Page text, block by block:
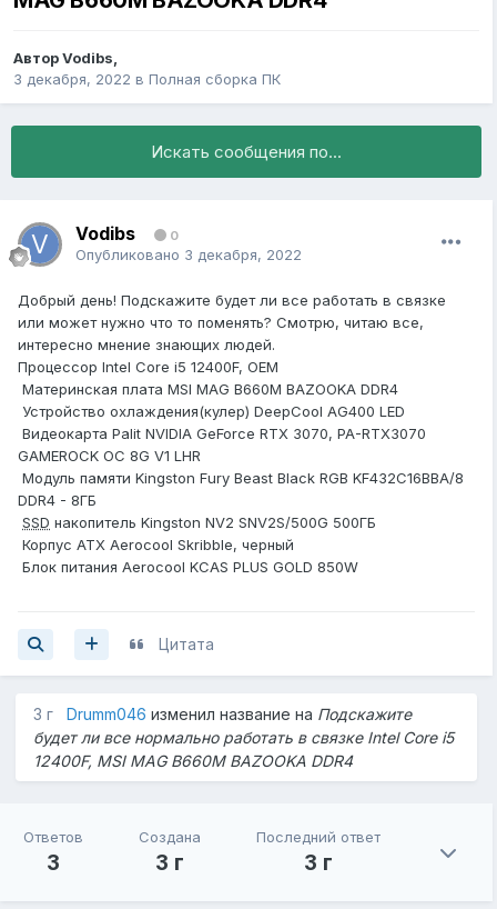
АвторVodibs,
3 декабря, 2022 в Полная сборка ПК
Искать сообщения по...
Vodibs 0
Опубликовано 3 декабря, 2022
Добрый день! Подскажите будет ли все работать в связке
или может нужно что то поменять? Смотрю, читаю все,
интересно мнение знающих людей.
Процессор Intel Core i5 12400F, OEM
Материнская плата MSI MAG B660M BAZOOKA DDR4
Устройство охлаждения(кулер) DeepCool AG400 LED
Видеокарта Palit NVIDIA GeForce RTX 3070, PA-RTX3070
GAMEROCK OC 8G V1 LHR
Модуль памяти Kingston Fury Beast Black RGB KF432C16BBA/8
DDR4 - 8ГБ
SSD накопитель Kingston NV2 SNV2S/500G 500ГБ
Корпус ATX Aerocool Skribble, черный
Блок питания Aerocool KCAS PLUS GOLD 850W
Цитата
3 г Drumm046 изменил название на Подскажите
будет ли все нормально работать в связке Intel Core i5
12400F, MSI MAG B660M BAZOOKA DDR4
Ответов
3
Создана
3 г
Последний ответ
3 г